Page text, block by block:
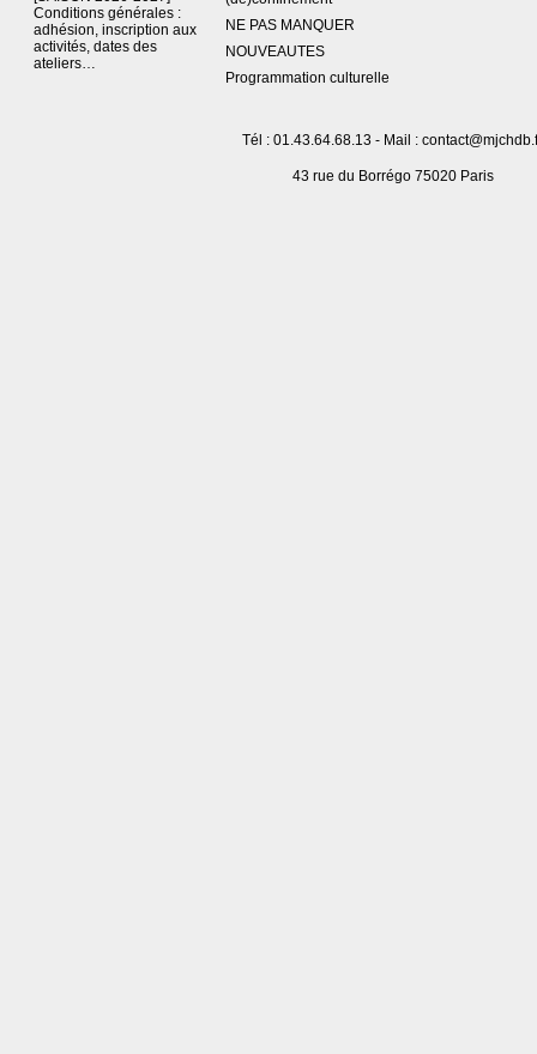
Conditions générales :
adhésion, inscription aux
activités, dates des
ateliers…
NE PAS MANQUER
NOUVEAUTES
Programmation culturelle
Tél : 01.43.64.68.13 - Mail :
43 rue du Borrégo 75020 Paris